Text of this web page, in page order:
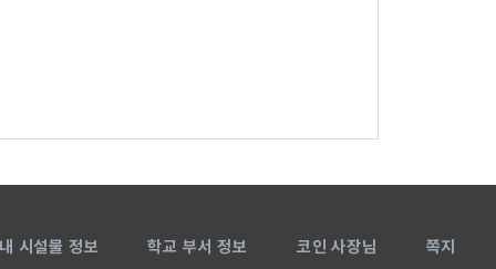
시설물 정보 학교 부서 정보 코인 사장님 쪽지